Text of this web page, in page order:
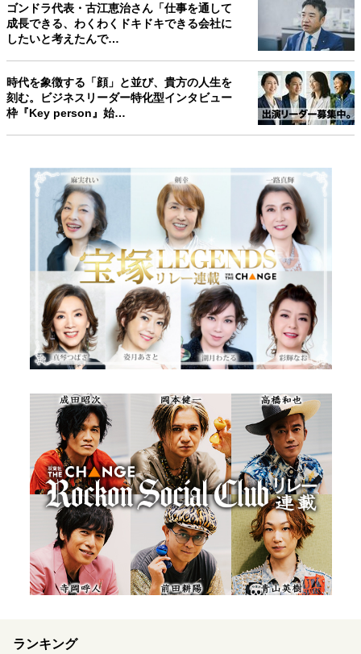
ゴンドラ代表・古江恵治さん「仕事を通して
成長できる、わくわくドキドキできる会社に
したいと考えたんで…
時代を象徴する「顔」と並び、貴方の人生を
刻む。ビジネスリーダー特化型インタビュー
枠『Key person』始…
ランキング